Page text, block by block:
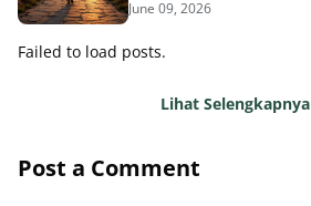
June 09, 2026
Failed to load posts.
Lihat Selengkapnya
Post a Comment